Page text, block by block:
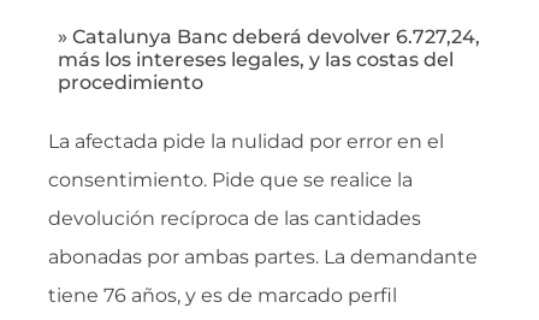
» Catalunya Banc deberá devolver 6.727,24,
más los intereses legales, y las costas del
procedimiento
La afectada pide la nulidad por error en el
consentimiento. Pide que se realice la
devolución recíproca de las cantidades
abonadas por ambas partes. La demandante
tiene 76 años, y es de marcado perfil